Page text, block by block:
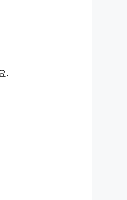
.